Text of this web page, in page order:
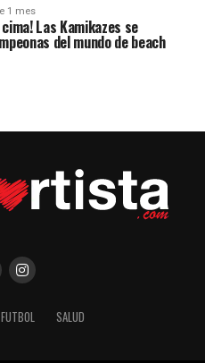
1 mes
Las Kamikazes se
del mundo de beach
FUTBOL SALUD